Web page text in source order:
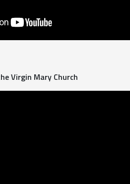
Virgin Mary Church